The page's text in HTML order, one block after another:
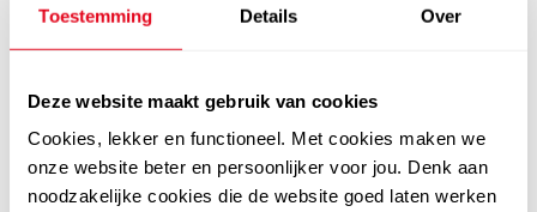
Toestemming Details Over
Deze website maakt gebruik van cookies
Cookies, lekker en functioneel. Met cookies maken we
onze website beter en persoonlijker voor jou. Denk aan
noodzakelijke cookies die de website goed laten werken